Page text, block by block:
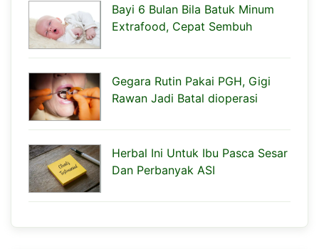
Bayi 6 Bulan Bila Batuk Minum
Extrafood, Cepat Sembuh
Gegara Rutin Pakai PGH, Gigi
Rawan Jadi Batal dioperasi
Herbal Ini Untuk Ibu Pasca Sesar
Dan Perbanyak ASI